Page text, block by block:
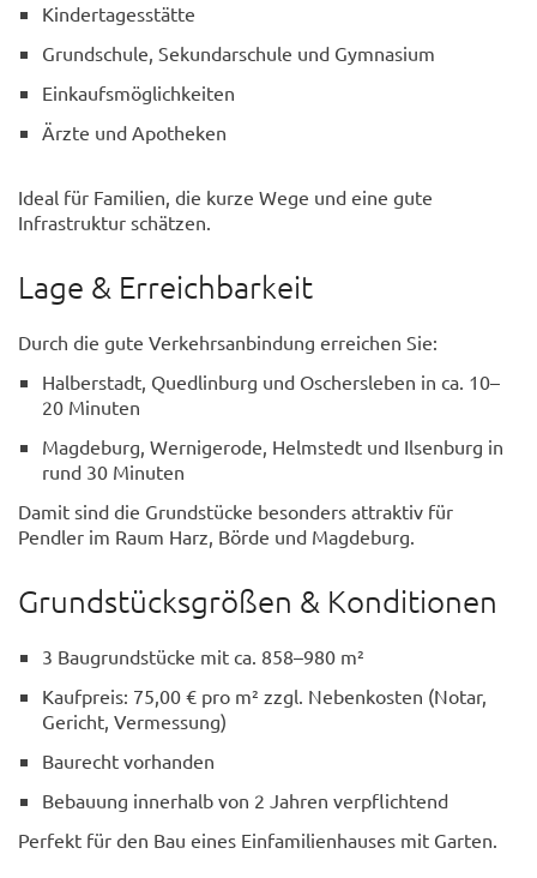
Kindertagesstätte
Grundschule, Sekundarschule und Gymnasium
Einkaufsmöglichkeiten
Ärzte und Apotheken
Ideal für Familien, die kurze Wege und eine gute
Infrastruktur schätzen.
Lage & Erreichbarkeit
Durch die gute Verkehrsanbindung erreichen Sie:
Halberstadt, Quedlinburg und Oschersleben in ca. 10–
20 Minuten
Magdeburg, Wernigerode, Helmstedt und Ilsenburg in
rund 30 Minuten
Damit sind die Grundstücke besonders attraktiv für
Pendler im Raum Harz, Börde und Magdeburg.
Grundstücksgrößen & Konditionen
3 Baugrundstücke mit ca. 858–980 m²
Kaufpreis: 75,00 € pro m² zzgl. Nebenkosten (Notar,
Gericht, Vermessung)
Baurecht vorhanden
Bebauung innerhalb von 2 Jahren verpflichtend
Perfekt für den Bau eines Einfamilienhauses mit Garten.